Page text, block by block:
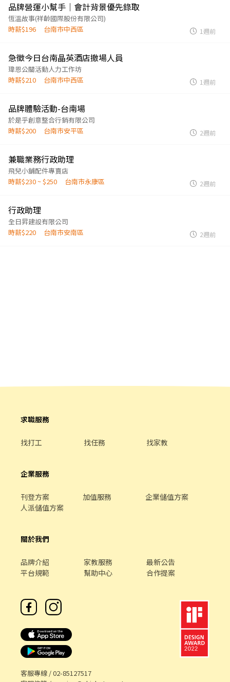
品牌營運小幫手｜會計背景優先錄取
恆溫故事(祥齡國際股份有限公司)
時薪$196
台南市中西區 1週前
急徵今日台南晶英酒店撤場人員
瑋恩公關活動人力工作坊
時薪$210
台南市中西區 1週前
品牌體驗活動-台南場
於是乎創意整合行銷有限公司
時薪$200
台南市安平區 2週前
兼職業務行政助理
飛兒小舖配件專賣店
時薪$230 ~ $250
台南市永康區 2週前
行政助理
全日昇建設有限公司
時薪$220
台南市安南區 2週前
求職服務
找打工 找任務 找家教
企業服務
刊登方案 加值服務
企業儲值方案
人派儲值方案
關於我們
品牌介紹 家教服務
最新公告
平台規範
幫助中心 合作提案
客服專線 /02-85127517